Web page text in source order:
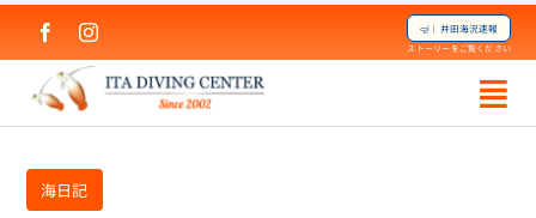
content
🤿｜井田海況速報
ストーリーをご覧ください
海日記